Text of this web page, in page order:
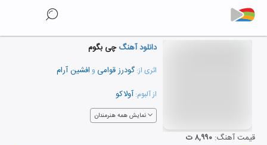
دانلود آهنگچی بگوم
اثری از: گودرز قوامی و افشین آرام
از آلبوم: آولاکو
نمایش همه هنرمندان
قیمت آهنگ: ۸,۹۹۰ ت